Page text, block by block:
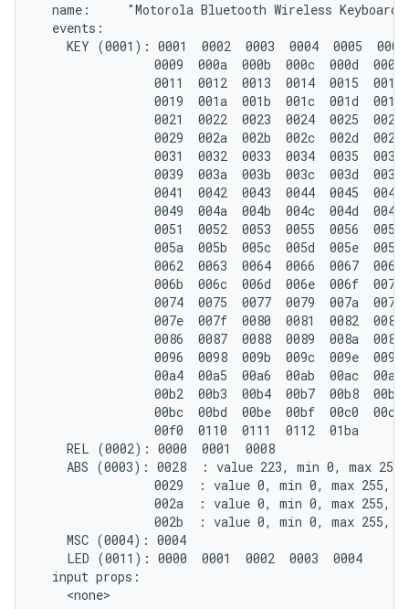
  name:     "Motorola Bluetooth Wireless Keyboard"
  events:
KEY (0001): 0001  0002  0003  0004  0005
0009  000a  000b  000c  000d  000e
0011  0012  0013  0014  0015  0016
0019  001a  001b  001c  001d  001e
0021  0022  0023  0024  0025  0026
0029  002a  002b  002c  002d  002e
0031  0032  0033  0034  0035  0036
0039  003a  003b  003c  003d  003e
0041  0042  0043  0044  0045  0046
0049  004a  004b  004c  004d  004e
0051  0052  0053  0055  0056  0057
005a  005b  005c  005d  005e  005f
0062  0063  0064  0066  0067  0068
006b  006c  006d  006e  006f  0071
0074  0075  0077  0079  007a  007b
007e  007f  0080  0081  0082  0083
0086  0087  0088  0089  008a  008c
0096  0098  009b  009c  009e  009f
00a4  00a5  00a6  00ab  00ac  00ad
00b2  00b3  00b4  00b7  00b8  00b9
00bc  00bd  00be  00bf  00c0  00c1
                00f0  0110  0111  0112  01ba
    REL (0002): 0000  0001  0008
ABS (0003): 0028  : value 223, min 0, max
0029  : value 0, min 0, max 255,
002a  : value 0, min 0, max 255,
002b  : value 0, min 0, max 255,
    MSC (0004): 0004
    LED (0011): 0000  0001  0002  0003  0004
  input props: